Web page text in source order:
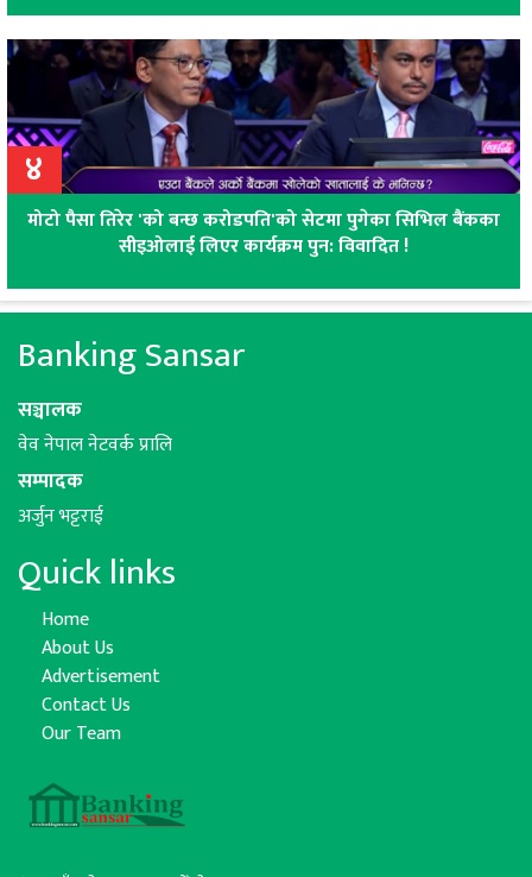
४
मोटो पैसा तिरेर 'को बन्छ करोडपति'को सेटमा पुगेका सिभिल बैंकका
सीइओलाई लिएर कार्यक्रम पुन: विवादित !
Banking Sansar
सञ्चालक
वेव नेपाल नेटवर्क प्रालि
सम्पादक
अर्जुन भट्टराई
Quick links
Home
About Us
Advertisement
Contact Us
Our Team